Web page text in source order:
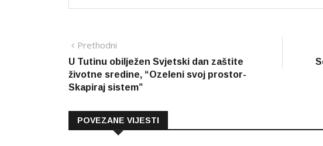
Navigacija
članaka
Prethodni
vijest
U Tutinu obilježen Svjetski dan zaštite
životne sredine, “Ozeleni svoj prostor-
Skapiraj sistem”
POVEZANE VIJESTI